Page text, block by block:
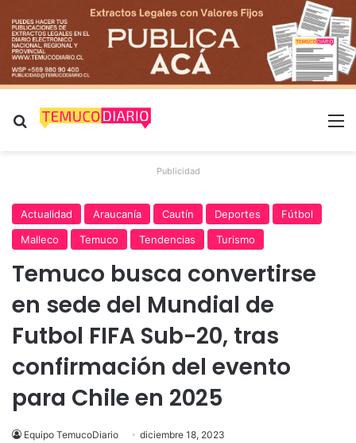
Buscar por
Publicidad
Actualidad Araucanía Cautín Deportes
Fútbol
Malleco
Temuco Tendencias Turismo
Temuco busca convertirse
en sede del Mundial de
Futbol FIFA Sub-20, tras
confirmación del evento
para Chile en 2025
Equipo TemucoDiario diciembre 18, 2023